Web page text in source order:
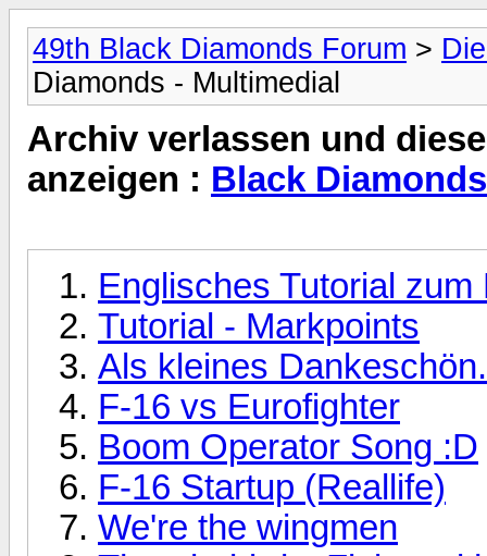
49th Black Diamonds Forum >
Diamonds - Multimedial
Archiv verlassen und
anzeigen : Black
Englisches Tutorial zum
Tutorial - Markpoints
Als kleines
F-16 vs Eurofighter
Boom Operator Song :D
F-16 Startup (Reallife)
We're the wingmen